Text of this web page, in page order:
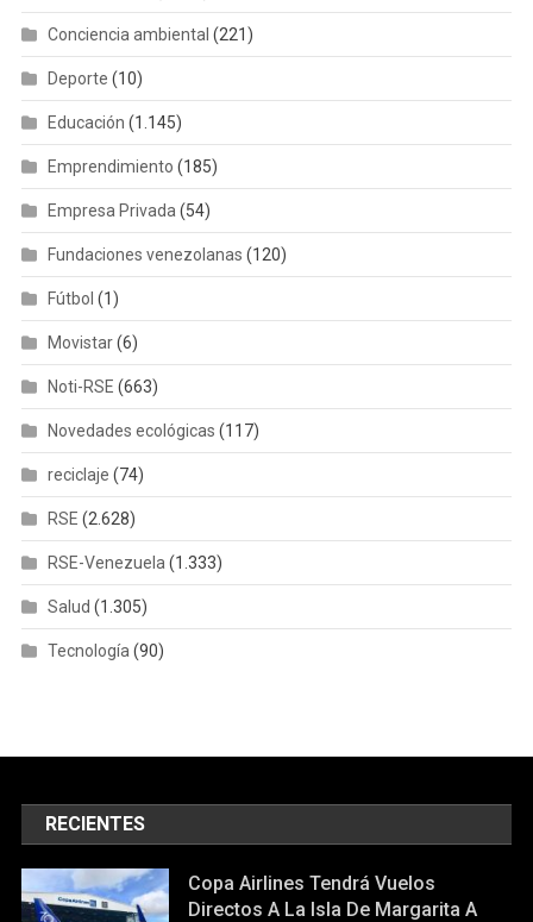
Conciencia ambiental (221)
Deporte (10)
Educación (1.145)
Emprendimiento (185)
Empresa Privada (54)
Fundaciones venezolanas (120)
Fútbol (1)
Movistar(6)
Noti-RSE (663)
Novedades ecológicas (117)
reciclaje (74)
RSE (2.628)
RSE-Venezuela (1.333)
Salud (1.305)
Tecnología (90)
RECIENTES
Copa Airlines Tendrá Vuelos
Directos A La Isla De Margarita A